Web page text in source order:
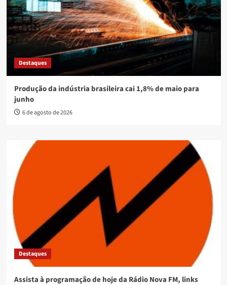
Destaques
Produção da indústria brasileira cai 1,8% de maio para
junho
6 de agosto de 2026
Destaques
Assista à programação de hoje da Rádio Nova FM, links